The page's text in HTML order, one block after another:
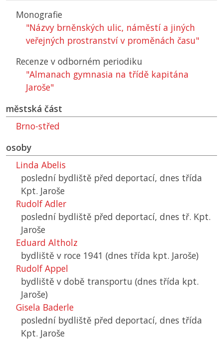
Monografie
"Názvy brněnských ulic, náměstí a jiných
veřejných prostranství v proměnách času"
Recenze v odborném periodiku
"Almanach gymnasia na třídě kapitána
Jaroše"
městská část
Brno-střed
osoby
Linda Abelis
poslední bydliště před deportací, dnes třída
Kpt. Jaroše
Rudolf Adler
poslední bydliště před deportací, dnes tř. Kpt.
Jaroše
Eduard Altholz
bydliště v roce 1941 (dnes třída kpt. Jaroše)
Rudolf Appel
bydliště v době transportu (dnes třída kpt.
Jaroše)
Gisela Baderle
poslední bydliště před deportací, dnes třída
Kpt. Jaroše